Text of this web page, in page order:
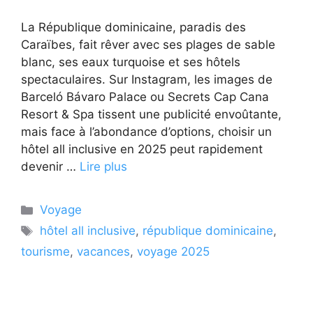
La République dominicaine, paradis des
Caraïbes, fait rêver avec ses plages de sable
blanc, ses eaux turquoise et ses hôtels
spectaculaires. Sur Instagram, les images de
Barceló Bávaro Palace ou Secrets Cap Cana
Resort & Spa tissent une publicité envoûtante,
mais face à l’abondance d’options, choisir un
hôtel all inclusive en 2025 peut rapidement
devenir … Lire plus
Catégories
Voyage
Étiquettes
hôtel all inclusive, république dominicaine,
tourisme, vacances, voyage 2025